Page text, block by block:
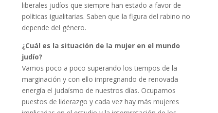
liberales judíos que siempre han estado a favor de
políticas igualitarias. Saben que la figura del rabino no
depende del género.
¿Cuál es la situación de la mujer en el mundo
judío?
Vamos poco a poco superando los tiempos de la
marginación y con ello impregnando de renovada
energía el judaísmo de nuestros días. Ocupamos
puestos de liderazgo y cada vez hay más mujeres